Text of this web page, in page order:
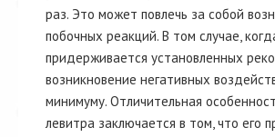
раз. Это может повлечь за собой
побочных реакций. В том случае,
придерживается установленных
возникновение негативных
минимуму. Отличительная
левитра заключается в том, что его